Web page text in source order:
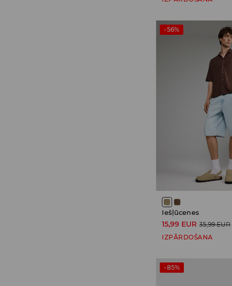
-56%
Iešļūcenes
15,99 EUR 35,99 EUR
IZPĀRDOŠANA
-85%